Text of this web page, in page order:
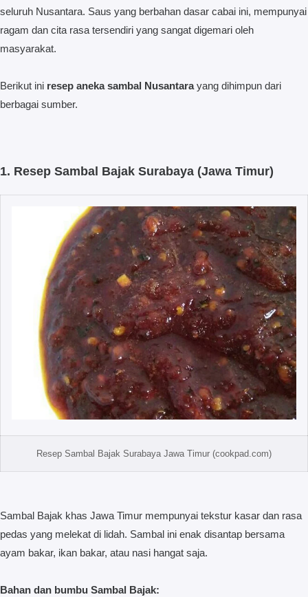
seluruh Nusantara. Saus yang berbahan dasar cabai ini, mempunyai
ragam dan cita rasa tersendiri yang sangat digemari oleh
masyarakat.
Berikut ini resep aneka sambal Nusantarayang dihimpun dari
berbagai sumber.
1. Resep Sambal Bajak Surabaya (Jawa Timur)
Resep Sambal Bajak Surabaya Jawa Timur (cookpad.com)
Sambal Bajak khas Jawa Timur mempunyai tekstur kasar dan rasa
pedas yang melekat di lidah. Sambal ini enak disantap bersama
ayam bakar, ikan bakar, atau nasi hangat saja.
Bahan dan bumbu Sambal Bajak: